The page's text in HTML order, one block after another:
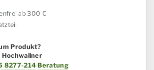
ab 300 €
Produkt?
Hochwallner
8277-214·Beratung